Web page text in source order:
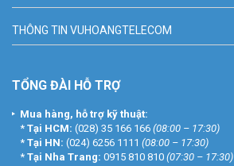
THÔNG TIN VUHOANGTELECOM
TỔNG ĐÀI HỖ TRỢ
Mua hàng, hỗ trợ kỹ thuật:
* Tại HCM: (028) 35 166 166 (08:00 – 17:30)
* Tại HN: (024) 6256 1111 (08:00 – 17:30)
* Tại Nha Trang: 0915 810 810 (07:30 – 17:30)